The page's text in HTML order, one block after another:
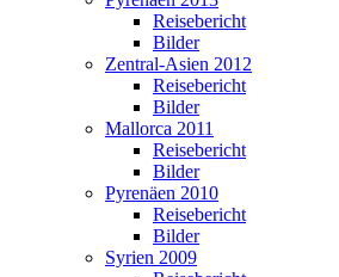
Reisebericht
Bilder
Zentral-Asien 2012
Reisebericht
Bilder
Mallorca 2011
Reisebericht
Bilder
Pyrenäen 2010
Reisebericht
Bilder
Syrien 2009